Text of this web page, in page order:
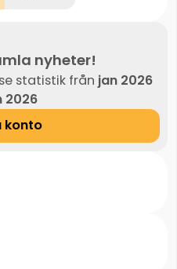
nyheter!
statistik från jan 2026
2026
konto